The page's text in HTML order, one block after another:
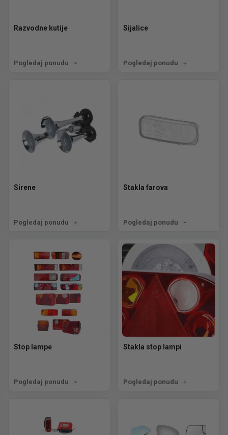
Razvodne kutije
Pogledaj ponudu
Sijalice
Pogledaj ponudu
Sirene
Pogledaj ponudu
Stakla farova
Pogledaj ponudu
Stop lampe
Pogledaj ponudu
Stakla stop lampi
Pogledaj ponudu